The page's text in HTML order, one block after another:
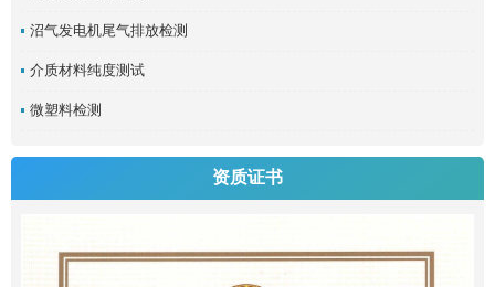
沼气发电机尾气排放检测
介质材料纯度测试
微塑料检测
资质证书